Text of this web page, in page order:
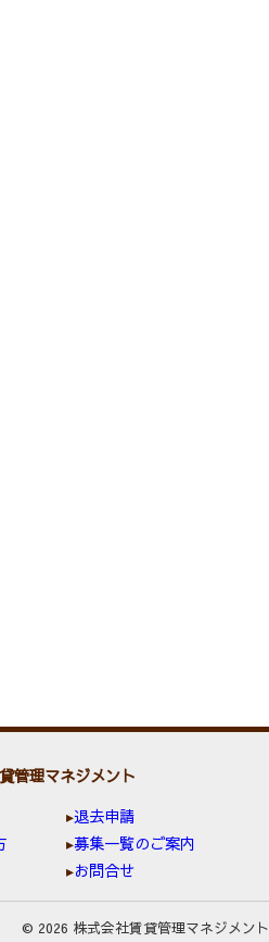
管理マネジメント
退去申請
募集一覧のご案内
お問合せ
© 2026 株式会社賃貸管理マネジメント